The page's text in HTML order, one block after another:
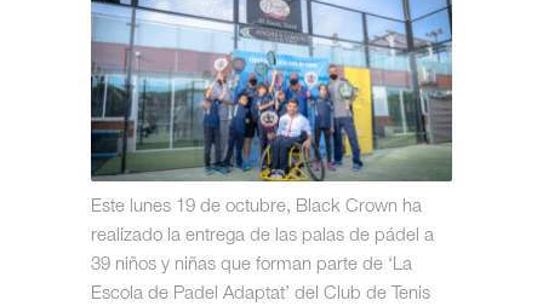
Este lunes 19 de octubre, Black Crown ha
realizado la entrega de las palas de pádel a
39 niños y niñas que forman parte de ‘La
Escola de Padel Adaptat’ del Club de Tenis